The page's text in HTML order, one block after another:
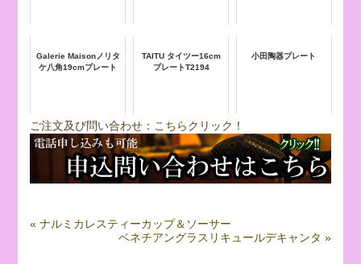
Galerie Maisonノリタ
ケ八角19cmプレート
TAITU タイツー16cm
プレートT2194
小田陶器プレート
ご注文及び問い合わせ： こちらクリック！
« ナルミカレスティーカップ＆ソーサー
ベネチアングラスリキュールデキャンタ »